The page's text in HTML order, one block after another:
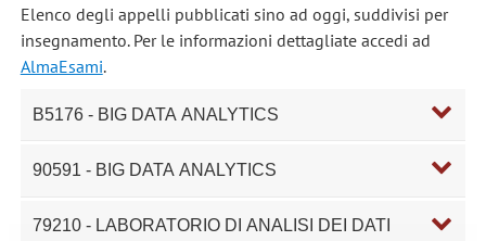
Elenco degli appelli pubblicati sino ad oggi, suddivisi per
insegnamento. Per le informazioni dettagliate accedi ad
AlmaEsami.
B5176 - BIG DATA ANALYTICS
90591 - BIG DATA ANALYTICS
79210 - LABORATORIO DI ANALISI DEI DATI